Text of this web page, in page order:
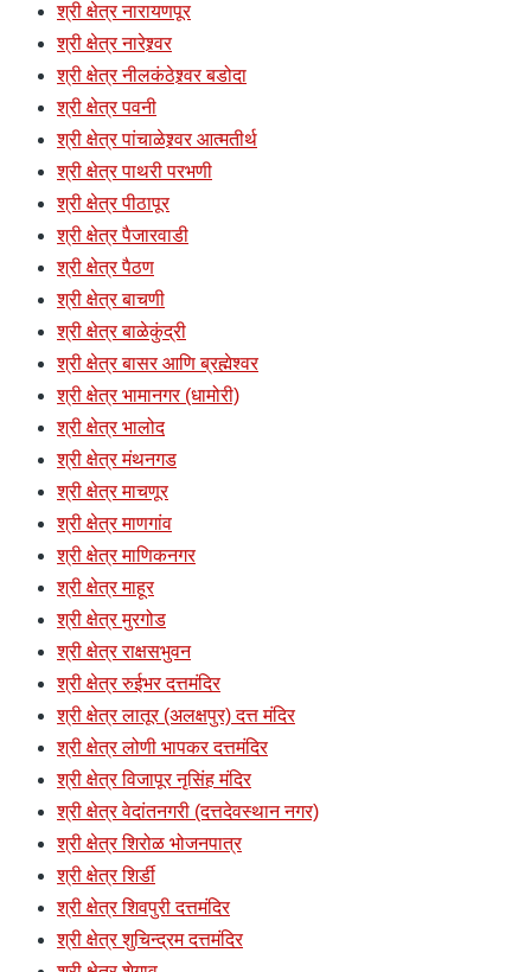
श्री क्षेत्र नारायणपूर
श्री क्षेत्र नारेश्र्वर
श्री क्षेत्र नीलकंठेश्र्वर बडोदा
श्री क्षेत्र पवनी
श्री क्षेत्र पांचाळेश्र्वर आत्मतीर्थ
श्री क्षेत्र पाथरी परभणी
श्री क्षेत्र पीठापूर
श्री क्षेत्र पैजारवाडी
श्री क्षेत्र पैठण
श्री क्षेत्र बाचणी
श्री क्षेत्र बाळेकुंद्री
श्री क्षेत्र बासर आणि ब्रह्मेश्वर
श्री क्षेत्र भामानगर (धामोरी)
श्री क्षेत्र भालोद
श्री क्षेत्र मंथनगड
श्री क्षेत्र माचणूर
श्री क्षेत्र माणगांव
श्री क्षेत्र माणिकनगर
श्री क्षेत्र माहूर
श्री क्षेत्र मुरगोड
श्री क्षेत्र राक्षसभुवन
श्री क्षेत्र रुईभर दत्तमंदिर
श्री क्षेत्र लातूर (अलक्षपुर) दत्त मंदिर
श्री क्षेत्र लोणी भापकर दत्तमंदिर
श्री क्षेत्र विजापूर नृसिंह मंदिर
श्री क्षेत्र वेदांतनगरी (दत्तदेवस्थान नगर)
श्री क्षेत्र शिरोळ भोजनपात्र
श्री क्षेत्र शिर्डी
श्री क्षेत्र शिवपुरी दत्तमंदिर
श्री क्षेत्र शुचिन्द्रम दत्तमंदिर